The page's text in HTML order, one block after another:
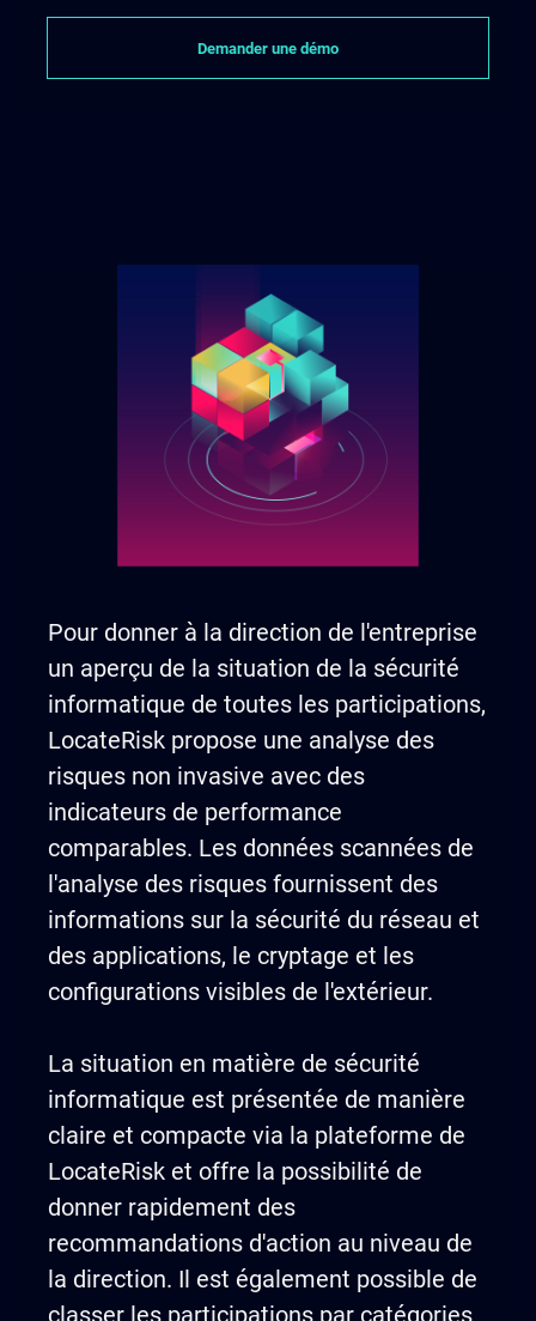
Demander une démo
Pour donner à la direction de l'entreprise
un aperçu de la situation de la sécurité
informatique de toutes les participations,
LocateRisk propose une analyse des
risques non invasive avec des
indicateurs de performance
comparables. Les données scannées de
l'analyse des risques fournissent des
informations sur la sécurité du réseau et
des applications, le cryptage et les
configurations visibles de l'extérieur.
La situation en matière de sécurité
informatique est présentée de manière
claire et compacte via la plateforme de
LocateRisk et offre la possibilité de
donner rapidement des
recommandations d'action au niveau de
la direction. Il est également possible de
classer les participations par catégories